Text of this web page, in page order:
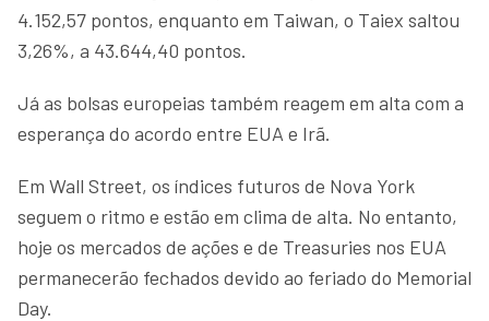
4.152,57 pontos, enquanto em Taiwan, o Taiex saltou
3,26%, a 43.644,40 pontos.
Já as bolsas europeias também reagem em alta com a
esperança do acordo entre EUA e Irã.
Em Wall Street, os índices futuros de Nova York
seguem o ritmo e estão em clima de alta. No entanto,
hoje os mercados de ações e de Treasuries nos EUA
permanecerão fechados devido ao feriado do Memorial
Day.